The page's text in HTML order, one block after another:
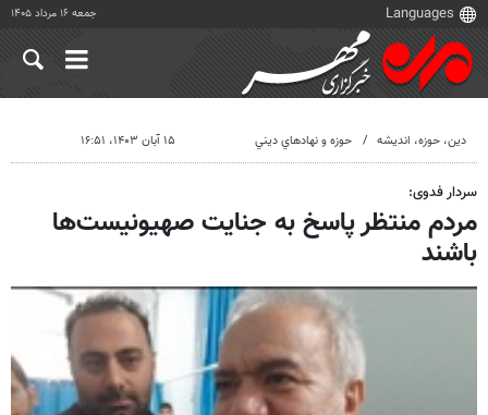
جمعه ۱۶ مرداد ۱۴۰۵
دين، حوزه، انديشه حوزه و نهادهاي ديني ۱۵ آبان ۱۴۰۳، ۱۶:۵۱
سردار فدوی:
مردم منتظر پاسخ به جنایت صهیونیست‌ها
باشند